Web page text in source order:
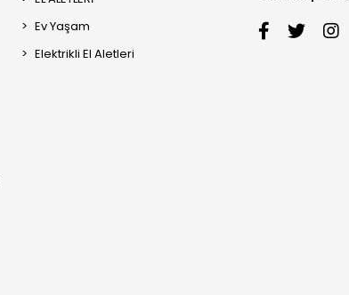
Ev Yaşam
Elektrikli El Aletleri